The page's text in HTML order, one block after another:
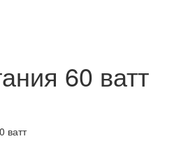
60 ватт
ватт